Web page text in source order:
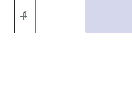
Star
creatina
cápsulas